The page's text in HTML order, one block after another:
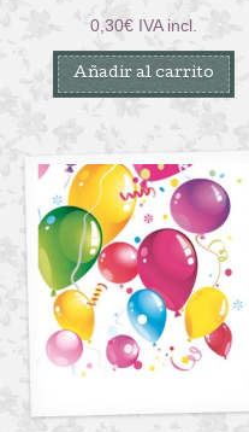
0,30€ IVA incl.
Añadir al carrito